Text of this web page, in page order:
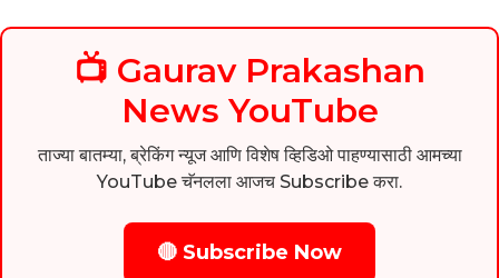
📺 Gaurav Prakashan
News YouTube
ताज्या बातम्या, ब्रेकिंग न्यूज आणि विशेष व्हिडिओ पाहण्यासाठी आमच्या
YouTube चॅनलला आजच Subscribe करा.
🔴 Subscribe Now